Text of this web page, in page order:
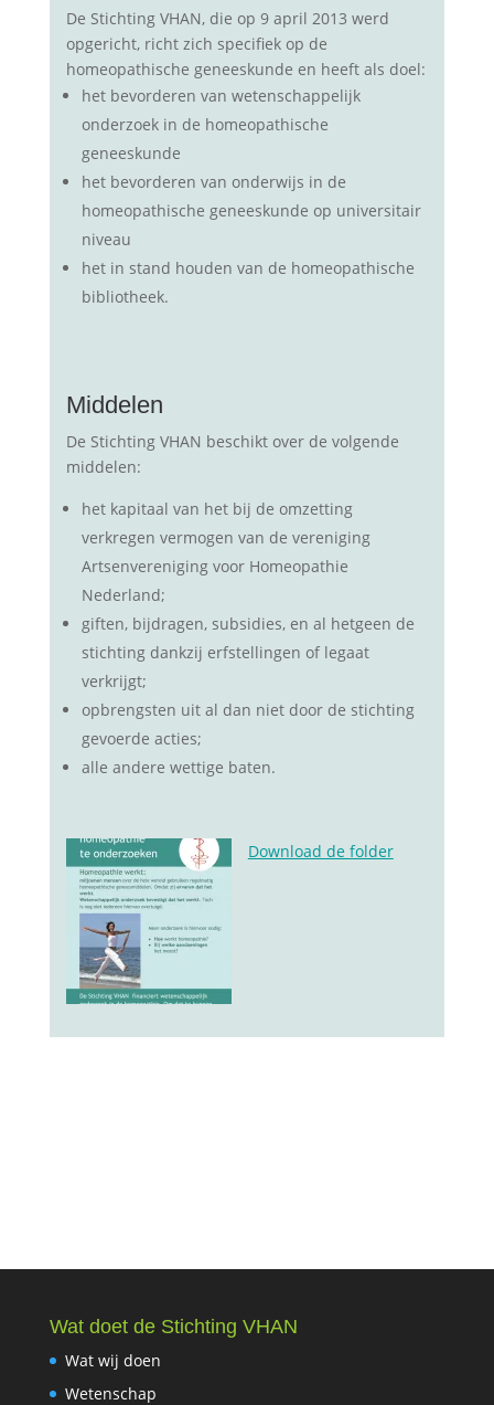
De Stichting VHAN, die op 9 april 2013 werd
opgericht, richt zich specifiek op de
homeopathische geneeskunde en heeft als doel:
het bevorderen van wetenschappelijk
onderzoek in de homeopathische
geneeskunde
het bevorderen van onderwijs in de
homeopathische geneeskunde op universitair
niveau
het in stand houden van de homeopathische
bibliotheek.
Middelen
De Stichting VHAN beschikt over de volgende
middelen:
het kapitaal van het bij de omzetting
verkregen vermogen van de vereniging
Artsenvereniging voor Homeopathie
Nederland;
giften, bijdragen, subsidies, en al hetgeen de
stichting dankzij erfstellingen of legaat
verkrijgt;
opbrengsten uit al dan niet door de stichting
gevoerde acties;
alle andere wettige baten.
Download de folder
Wat doet de Stichting VHAN
Wat wij doen
Wetenschap